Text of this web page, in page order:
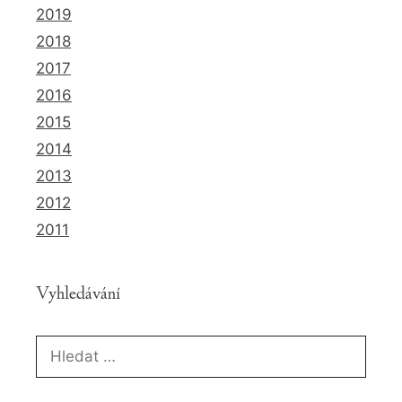
2019
2018
2017
2016
2015
2014
2013
2012
2011
Vyhledávání
Hledat: